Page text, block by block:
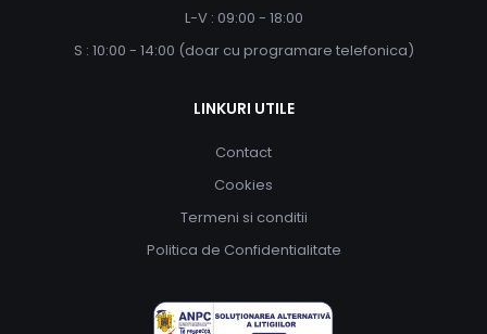
L-V : 09:00 - 18:00
S : 10:00 - 14:00 (doar cu programare telefonica)
LINKURI UTILE
Contact
Cookies
Termeni si conditii
Politica de Confidentialitate